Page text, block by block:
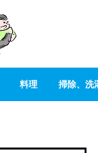
料理 掃除、洗